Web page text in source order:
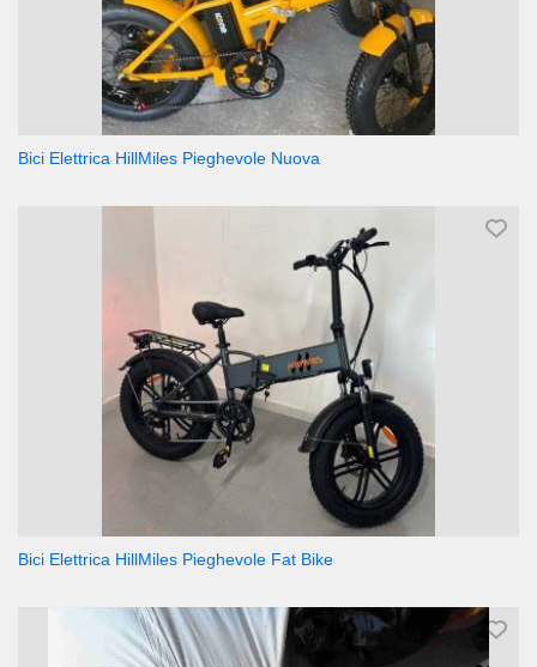
Bici Elettrica HillMiles Pieghevole Nuova
Bici Elettrica HillMiles Pieghevole Fat Bike